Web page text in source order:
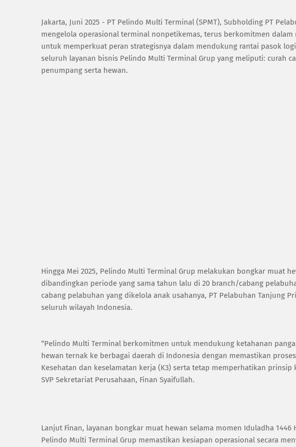
Jakarta, Juni 2025 - PT Pelindo Multi Terminal (SPMT), Subholding PT
mengelola operasional terminal nonpetikemas, terus berkomitmen
untuk memperkuat peran strategisnya dalam mendukung rantai pasok
seluruh layanan bisnis Pelindo Multi Terminal Grup yang meliputi: curah
penumpang serta hewan.
Hingga Mei 2025, Pelindo Multi Terminal Grup melakukan bongkar muat
dibandingkan periode yang sama tahun lalu di 20 branch/cabang
cabang pelabuhan yang dikelola anak usahanya, PT Pelabuhan Tanjung
seluruh wilayah Indonesia.
“Pelindo Multi Terminal berkomitmen untuk mendukung ketahanan
hewan ternak ke berbagai daerah di Indonesia dengan memastikan
Kesehatan dan keselamatan kerja (K3) serta tetap memperhatikan prinsip
SVP Sekretariat Perusahaan, Finan Syaifullah.
Lanjut Finan, layanan bongkar muat hewan selama momen Iduladha
Pelindo Multi Terminal Grup memastikan kesiapan operasional secara